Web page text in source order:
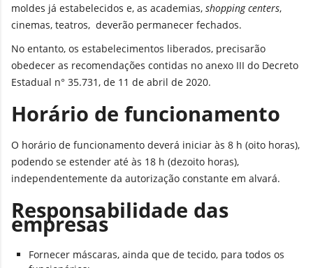
moldes já estabelecidos e, as academias, shopping centers,
cinemas, teatros, deverão permanecer fechados.
No entanto, os estabelecimentos liberados, precisarão
obedecer as recomendações contidas no anexo III do Decreto
Estadual n° 35.731, de 11 de abril de 2020.
Horário de funcionamento
O horário de funcionamento deverá iniciar às 8 h (oito horas),
podendo se estender até às 18 h (dezoito horas),
independentemente da autorização constante em alvará.
Responsabilidade das
empresas
Fornecer máscaras, ainda que de tecido, para todos os